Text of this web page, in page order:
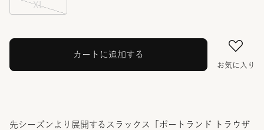
XL
カートに追加する
お気に入り
先シーズンより展開するスラックス「ポートランド トラウザ